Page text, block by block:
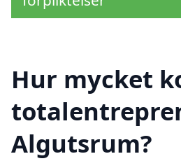
Hur mycket
Algutsrum?